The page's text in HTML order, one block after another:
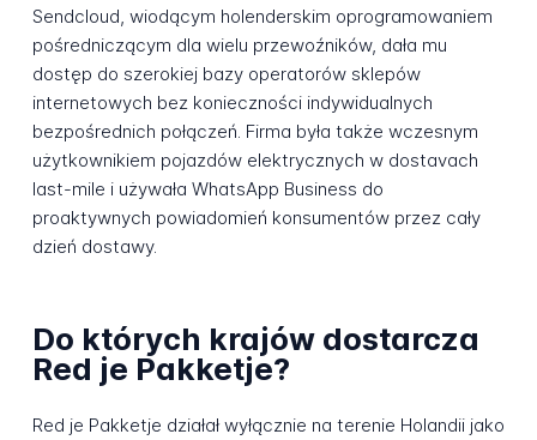
Sendcloud, wiodącym holenderskim oprogramowaniem
pośredniczącym dla wielu przewoźników, dała mu
dostęp do szerokiej bazy operatorów sklepów
internetowych bez konieczności indywidualnych
bezpośrednich połączeń. Firma była także wczesnym
użytkownikiem pojazdów elektrycznych w dostavach
last-mile i używała WhatsApp Business do
proaktywnych powiadomień konsumentów przez cały
dzień dostawy.
Do których krajów dostarcza
Red je Pakketje?
Red je Pakketje działał wyłącznie na terenie Holandii jako